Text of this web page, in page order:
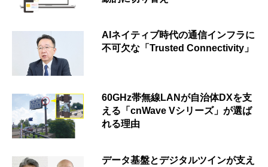
AIネイティブ時代の通信インフラに
不可欠な「Trusted Connectivity」
60GHz帯無線LANが自治体DXを支
える「cnWave Vシリーズ」が選ば
れる理由
データ基盤とデジタルツインが支え